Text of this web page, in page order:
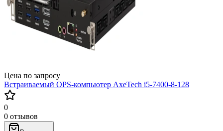
Цена по запросу
Встраиваемый OPS-компьютер AxeTech i5-7400-8-128
0
0 отзывов